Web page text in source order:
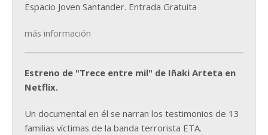
Espacio Joven Santander. Entrada Gratuita
más información
Estreno de "Trece entre mil" de Iñaki Arteta en
Netflix.
Un documental en él se narran los testimonios de 13
familias víctimas de la banda terrorista ETA.